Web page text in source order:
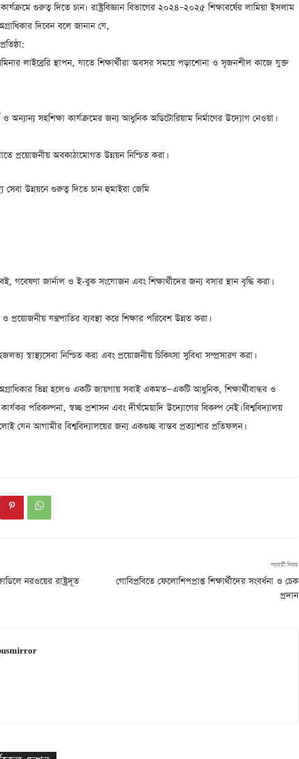
গুরুত্ব দিতে চান৷ রাষ্ট্রবিজ্ঞান বিভাগের ২০২৪–২০২৫ শিক্ষাবর্ষের লামিয়া ইসলাম
দিবেন বলে জানান যে,
লাইব্রেরি স্থাপন, যাতে শিক্ষার্থীরা অবসর সময়ে পড়াশোনা ও সৃজনশীল কাজে যুক্ত
ও অন্যান্য সহশিক্ষা কার্যক্রমের জন্য আধুনিক অডিটোরিয়াম নির্মাণের উদ্যোগ নেওয়া।
প্রয়োজনীয় অবকাঠামোগত উন্নয়ন নিশ্চিত করা।
সেবা উন্নয়নে গুরুত্ব দিতে চান হুমাইরা জেমি
গবেষণা জার্নাল ও ই-বুক সংযোজন এবং শিক্ষার্থীদের জন্য বসার স্থান বৃদ্ধি করা।
যন্ত্রপাতির ব্যবস্থা করে শিক্ষার পরিবেশ উন্নত করা।
স্বাস্থ্যসেবা নিশ্চিত করা এবং প্রয়োজনীয় চিকিৎসা সুবিধা সম্প্রসারণ করা।
অগ্রাধিকার ভিন্ন হলেও একটি জায়গায় সবাই একমত—একটি আধুনিক, শিক্ষার্থীবান্ধব ও
পরিকল্পনা, স্বচ্ছ প্রশাসন এবং দীর্ঘমেয়াদি উদ্যোগের বিকল্প নেই। বিশ্ববিদ্যালয়
যেন আগামীর বিশ্ববিদ্যালয়ের জন্য একগুচ্ছ বাস্তব প্রত্যাশার প্রতিফলন।
নরওয়ের রাষ্ট্রদূত
পরবর্তী নিবন্ধ
গোবিপ্রবিতে ফেলোশিপপ্রাপ্ত শিক্ষার্থীদের সংবর্ধনা ও চেক
প্রদান